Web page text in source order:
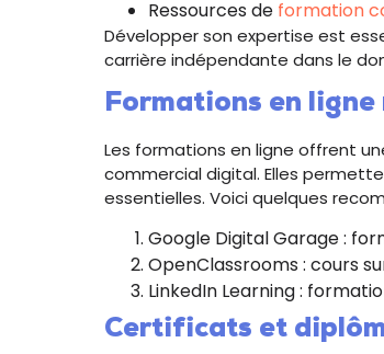
Ressources de formation
Développer son expertise est
carrière indépendante dans le
Formations en ligne
Les formations en ligne offrent
commercial digital. Elles
essentielles. Voici quelques
Google Digital Garage :
OpenClassrooms : cours
LinkedIn Learning :
Certificats et